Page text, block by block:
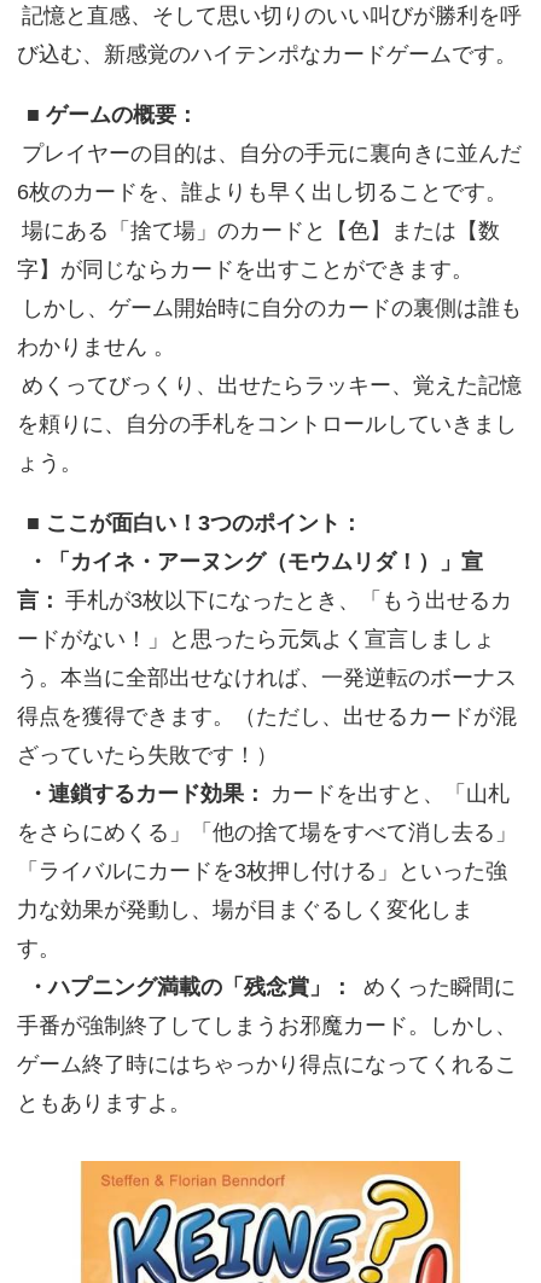
記憶と直感、そして思い切りのいい叫びが勝利を呼
び込む、新感覚のハイテンポなカードゲームです。
■ ゲームの概要：
プレイヤーの目的は、自分の手元に裏向きに並んだ
6枚のカードを、誰よりも早く出し切ることです。
場にある「捨て場」のカードと【色】または【数
字】が同じならカードを出すことができます。
しかし、ゲーム開始時に自分のカードの裏側は誰も
わかりません 。
めくってびっくり、出せたらラッキー、覚えた記憶
を頼りに、自分の手札をコントロールしていきまし
ょう。
■ ここが面白い！3つのポイント：
・「カイネ・アーヌング（モウムリダ！）」宣
言： 手札が3枚以下になったとき、「もう出せるカ
ードがない！」と思ったら元気よく宣言しましょ
う。本当に全部出せなければ、一発逆転のボーナス
得点を獲得できます。（ただし、出せるカードが混
ざっていたら失敗です！）
・連鎖するカード効果：
カードを出すと、「山札
をさらにめくる」「他の捨て場をすべて消し去る」
「ライバルにカードを3枚押し付ける」といった強
力な効果が発動し、場が目まぐるしく変化しま
す。
・ハプニング満載の「残念賞」：
めくった瞬間に
手番が強制終了してしまうお邪魔カード。しかし、
ゲーム終了時にはちゃっかり得点になってくれるこ
ともありますよ。